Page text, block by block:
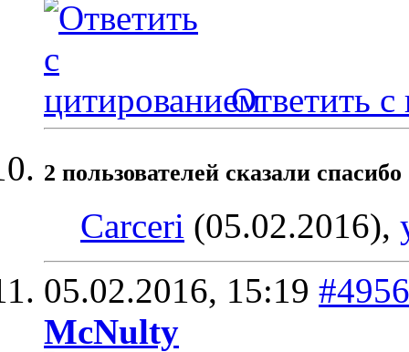
Ответить с
2 пользователей сказали
Carceri (05.02.2016),
05.02.2016, 15:19 #4956
McNulty